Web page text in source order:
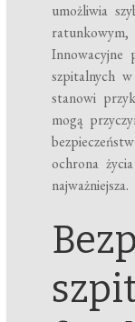
umożliwia
ratunkowym,
Innowacyjne
szpitalnych
stanowi
mogą
ochrona
najważniejsza.